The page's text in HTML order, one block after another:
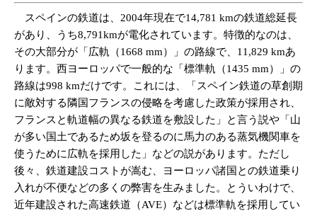
スペインの鉄道は、2004年現在で14,781 kmの鉄道総延長
があり、うち8,791kmが電化されています。特徴的なのは、
その大部分が「広軌（1668 mm）」の路線で、11,829 kmあ
ります。西ヨーロッパで一般的な「標準軌（1435 mm）」の
路線は998 kmだけです。これには、「スペイン鉄道の草創期
に敵対する隣国フランスの侵略を考慮した政策が採用され、
フランスと軌道幅の異なる鉄道を敷設した」と言う説や「山
が多い国土であるため坂を登るのに馬力のある蒸気機関車を
使うために広軌を採用した」などの説があります。ただし
後々、鉄道建設コストが嵩む、ヨーロッパ諸国との鉄道乗り
入れが不便などの多くの弊害を生みました。とういわけで、
近年建設された高速鉄道（AVE）などは標準軌を採用してい